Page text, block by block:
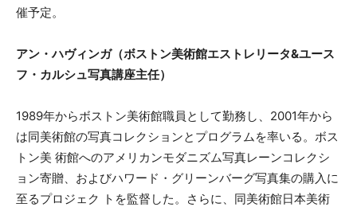
催予定。
アン・ハヴィンガ（ボストン美術館エストレリータ&ユース
フ・カルシュ写真講座主任）
1989年からボストン美術館職員として勤務し、2001年から
は同美術館の写真コレクションとプログラムを率いる。ボス
トン美 術館へのアメリカンモダニズム写真レーンコレクシ
ョン寄贈、およびハワード・グリーンバーグ写真集の購入に
至るプロジェク トを監督した。さらに、同美術館日本美術